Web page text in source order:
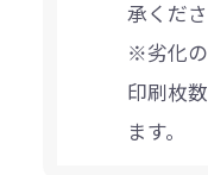
承くださ
※劣化
印刷枚
ます。